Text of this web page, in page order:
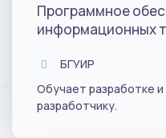
Программное
информационных
БГУИР
Обучает разработке
разработчику.